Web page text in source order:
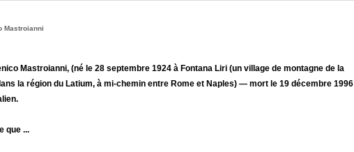
Mastroianni
Mastroianni, (né le 28 septembre 1924 à Fontana Liri (un village de montagne de la
la région du Latium, à mi-chemin entre Rome et Naples) — mort le 19 décembre 1996
que ...